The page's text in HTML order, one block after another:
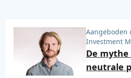
Een lijst met
De
neutrale
Aangeboden
Investment